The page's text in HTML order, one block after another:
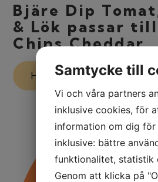
Bjäre Dip
& Lök passar
Chips Cheddar
Här kan du läsa om Cheddar
Samtycke till
Vi och våra partners
inklusive cookies, för
information om dig för
inklusive: bättre
funktionalitet, statistik
Genom att klicka på